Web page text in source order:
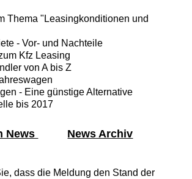
Thema "Leasingkonditionen und
- Vor- und Nachteile
Kfz Leasing
von A bis Z
- Eine günstige Alternative
bis 2017
News News Archiv
dass die Meldung den Stand der